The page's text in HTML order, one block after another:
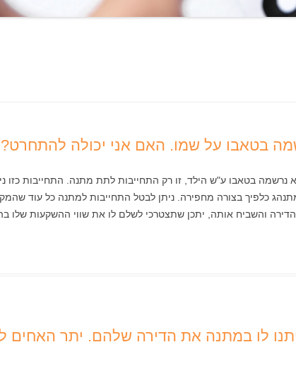
בטאבו ע"ש הילד, זו רק התחייבות לתת מתנה. התחייבות כזו
כלפיך בצורה מחפירה. ניתן לבטל התחייבות למתנה כל עוד
והשביח אותה, יתכן שתצטרכי לשלם לו את שווי ההשקעות שלו
לו במתנה את הדירה שלהם. יתר האחים